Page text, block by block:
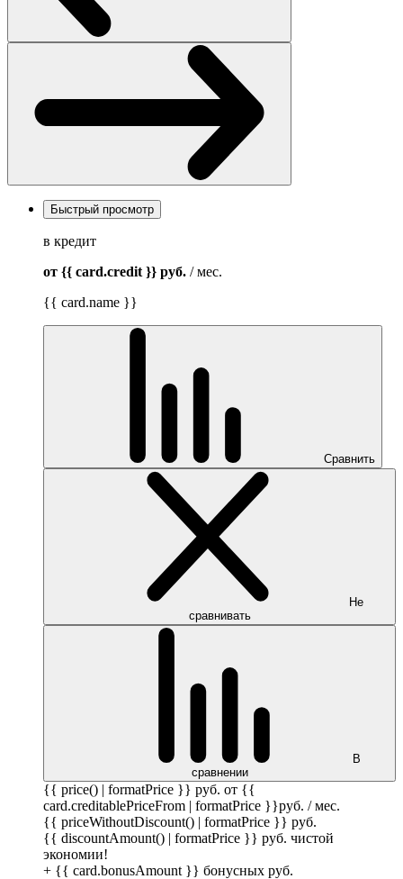
Быстрый просмотр
в кредит
от {{ card.credit }} руб. / мес.
{{ card.name }}
Сравнить
Не
сравнивать
В
сравнении
{{ price() | formatPrice }} руб. от {{
card.creditablePriceFrom | formatPrice }}руб. / мес.
{{ priceWithoutDiscount() | formatPrice }} руб.
{{ discountAmount() | formatPrice }} руб. чистой
экономии!
+ {{ card.bonusAmount }} бонусных руб.